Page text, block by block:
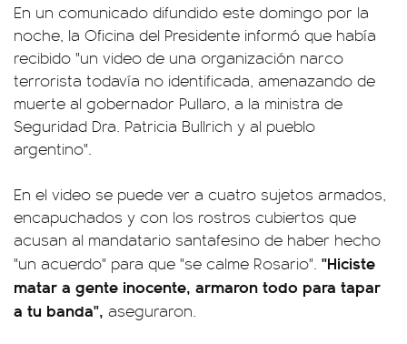
En un comunicado difundido este domingo por la
noche, la Oficina del Presidente informó que había
recibido "un video de una organización narco
terrorista todavía no identificada, amenazando de
muerte al gobernador Pullaro, a la ministra de
Seguridad Dra. Patricia Bullrich y al pueblo
argentino".
En el video se puede ver a cuatro sujetos armados,
encapuchados y con los rostros cubiertos que
acusan al mandatario santafesino de haber hecho
"un acuerdo" para que "se calme Rosario". "Hiciste
matar a gente inocente, armaron todo para tapar
a tu banda", aseguraron.